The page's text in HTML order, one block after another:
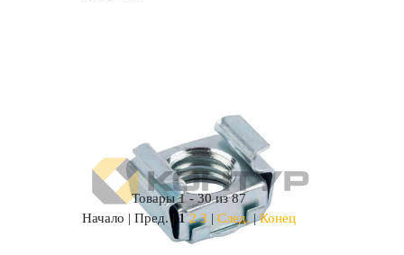
Товары 1 - 30 из 87
Начало | Пред. |1 2 3 | След. |Конец